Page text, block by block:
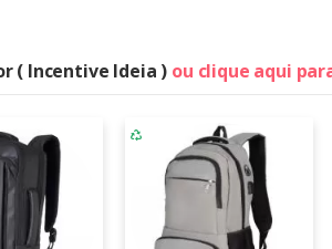
( Incentive Ideia ) ou clique aqui